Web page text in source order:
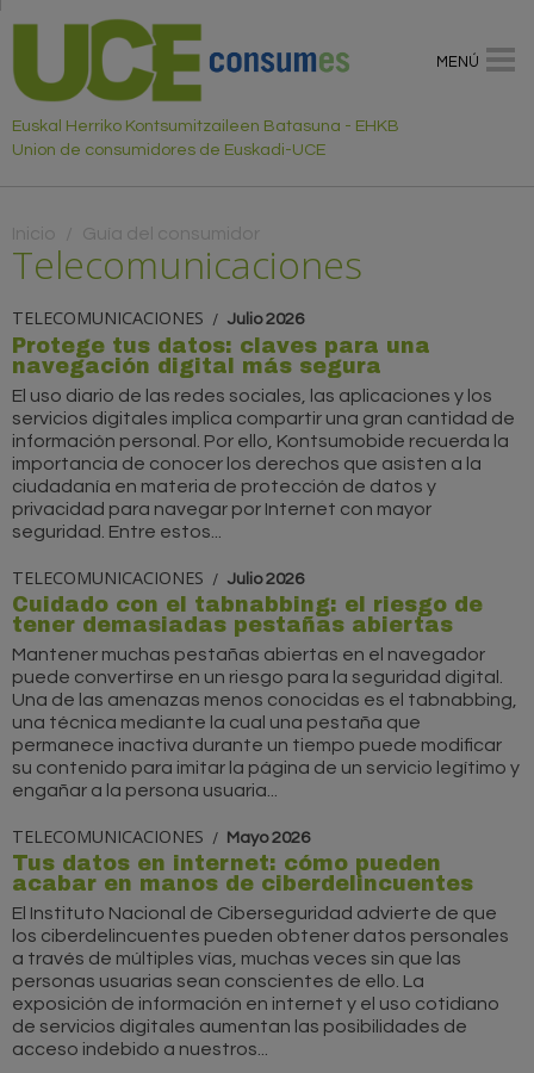
Euskal Herriko Kontsumitzaileen Batasuna - EHKB
Union de consumidores de Euskadi-UCE
Usted está aquí
Inicio Guía del consumidor
Telecomunicaciones
TELECOMUNICACIONES Julio 2026
Protege tus datos: claves para una
navegación digital más segura
El uso diario de las redes sociales, las aplicaciones y los
servicios digitales implica compartir una gran cantidad de
información personal. Por ello, Kontsumobide recuerda la
importancia de conocer los derechos que asisten a la
ciudadanía en materia de protección de datos y
privacidad para navegar por Internet con mayor
seguridad. Entre estos...
TELECOMUNICACIONES Julio 2026
Cuidado con el tabnabbing: el riesgo de
tener demasiadas pestañas abiertas
Mantener muchas pestañas abiertas en el navegador
puede convertirse en un riesgo para la seguridad digital.
Una de las amenazas menos conocidas es el tabnabbing,
una técnica mediante la cual una pestaña que
permanece inactiva durante un tiempo puede modificar
su contenido para imitar la página de un servicio legítimo y
engañar a la persona usuaria...
TELECOMUNICACIONES Mayo 2026
Tus datos en internet: cómo pueden
acabar en manos de ciberdelincuentes
El Instituto Nacional de Ciberseguridad advierte de que
los ciberdelincuentes pueden obtener datos personales
a través de múltiples vías, muchas veces sin que las
personas usuarias sean conscientes de ello. La
exposición de información en internet y el uso cotidiano
de servicios digitales aumentan las posibilidades de
acceso indebido a nuestros...
MENÚ